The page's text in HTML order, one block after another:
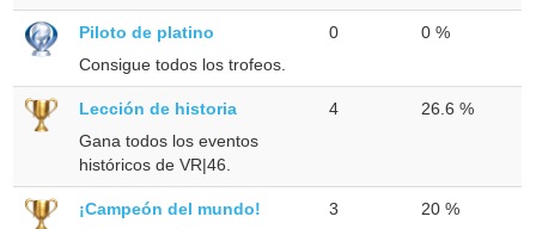
Piloto de platino
Consigue todos los trofeos.
0 0 %
Lección de historia
Gana todos los eventos
históricos de VR|46.
4 26.6 %
¡Campeón del mundo!
3 20 %